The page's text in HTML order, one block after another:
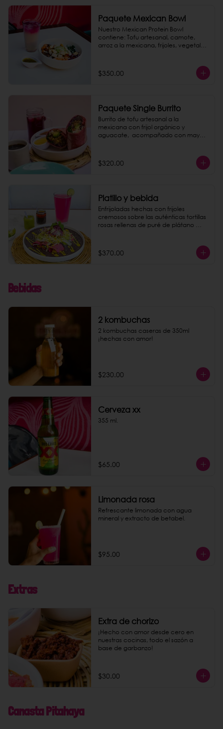
Paquete Mexican Bowl
Nuestro Mexican Protein Bowl
contiene: Tofu artesanal, camote,
arroz a la mexicana, frijoles, vegetales
Completa tu paquete con una
Horchata de Amaranto, que es una
$350.00
Paquete Single Burrito
Burrito de tofu artesanal a la
mexicana con frijol orgánico y
aguacate,  acompañado con mayo
paquete rico y saludable, que le
puedes dar un saber explosivo
$320.00
Platillo y bebida
Enfrijoladas hechas con frijoles
cremosos sobre las auténticas tortillas
rosas rellenas de puré de plátano
limonada rosa o agua de jamaica.
Puedes darles un toque más rico
$370.00
Bebidas
2 kombuchas
2 kombuchas caseras de 350ml
¡hechas con amor!
$230.00
Cerveza xx
355 ml.
$65.00
Limonada rosa
Refrescante limonada con agua
mineral y extracto de betabel.
$95.00
Extras
Extra de chorizo
¡Hecho con amor desde cero en
nuestras cocinas, todo el sazón a
base de garbanzo!
$30.00
Canasta Pitahaya